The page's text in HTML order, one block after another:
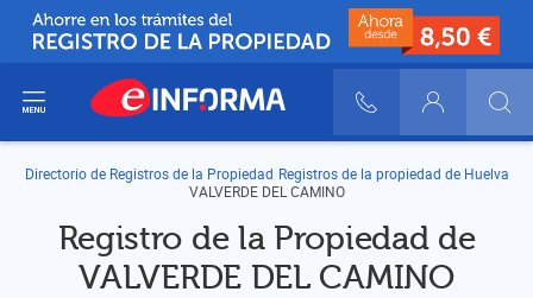
900 10 30 20
Login
del menú
Directorio de Registros de la Propiedad Registros de la propiedad de Huelva
VALVERDE DEL CAMINO
Registro de la Propiedad de
VALVERDE DEL CAMINO